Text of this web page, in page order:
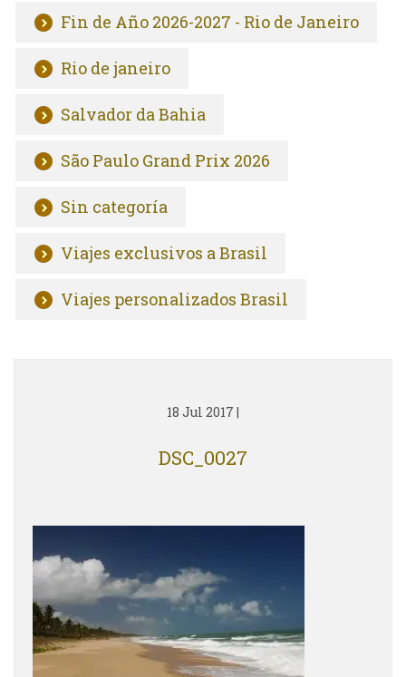
Fin de Año 2026-2027 - Rio de Janeiro
Rio de janeiro
Salvador da Bahia
São Paulo Grand Prix 2026
Sin categoría
Viajes exclusivos a Brasil
Viajes personalizados Brasil
18 Jul 2017 |
DSC_0027